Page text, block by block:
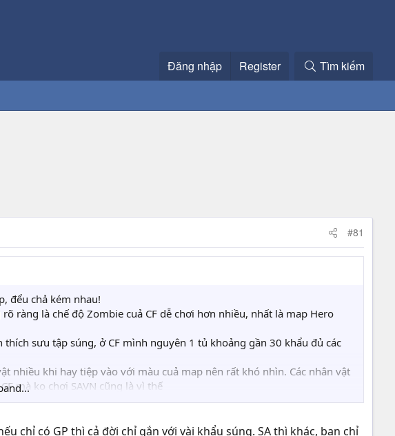
Đăng nhập Register Tìm kiếm
#81
đểu chả kém nhau!
ràng là chế độ Zombie cuả CF dễ chơi hơn nhiều, nhất là map Hero
sưu tập súng, ở CF mình nguyên 1 tủ khoảng gần 30 khẩu đủ các
nhiều khi hay tiệp vào với màu cuả map nên rất khó nhìn. Các nhân vật
mà ko chơi SAVN cũng là vì thế
cheat, glitch quá nhiều, dù có thích CF đến mâý cũng ko thể nào chơi
đội nếu chơi ở sv ngoài (không tính chuyện war clan). Dân SA chơi ít
hơn.
chỉ có GP thì cả đời chỉ gắn với vài khẩu súng. SA thì khác, bạn chỉ